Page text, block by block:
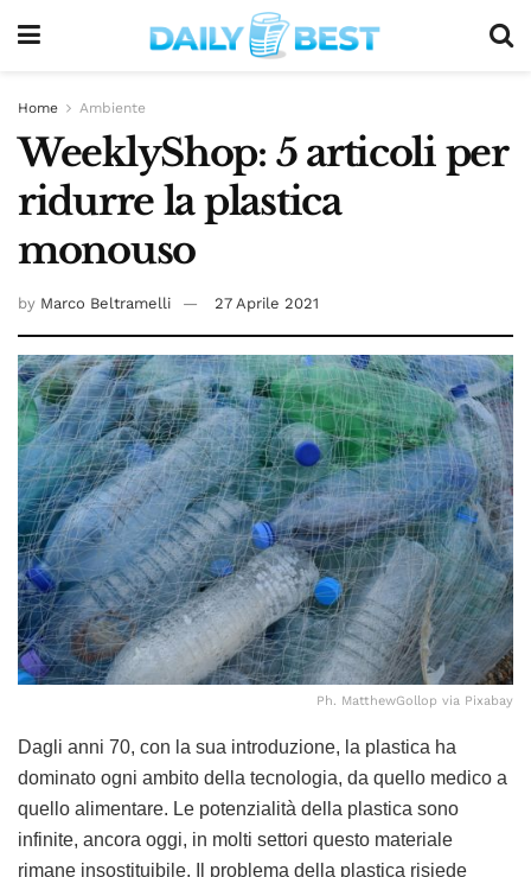
Home Ambiente
WeeklyShop: 5 articoli per
ridurre la plastica
monouso
by Marco Beltramelli 27 Aprile 2021
Ph. MatthewGollop via Pixabay
Dagli anni 70, con la sua introduzione, la plastica ha
dominato ogni ambito della tecnologia, da quello medico a
quello alimentare. Le potenzialità della plastica sono
infinite, ancora oggi, in molti settori questo materiale
rimane insostituibile. Il problema della plastica risiede